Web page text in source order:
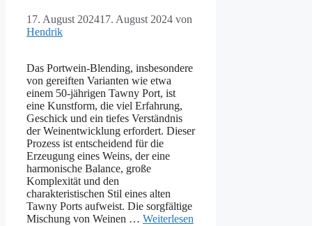
17. August 202417. August 2024 von
Hendrik
Das Portwein-Blending, insbesondere
von gereiften Varianten wie etwa
einem 50-jährigen Tawny Port, ist
eine Kunstform, die viel Erfahrung,
Geschick und ein tiefes Verständnis
der Weinentwicklung erfordert. Dieser
Prozess ist entscheidend für die
Erzeugung eines Weins, der eine
harmonische Balance, große
Komplexität und den
charakteristischen Stil eines alten
Tawny Ports aufweist. Die sorgfältige
Mischung von Weinen … Weiterlesen